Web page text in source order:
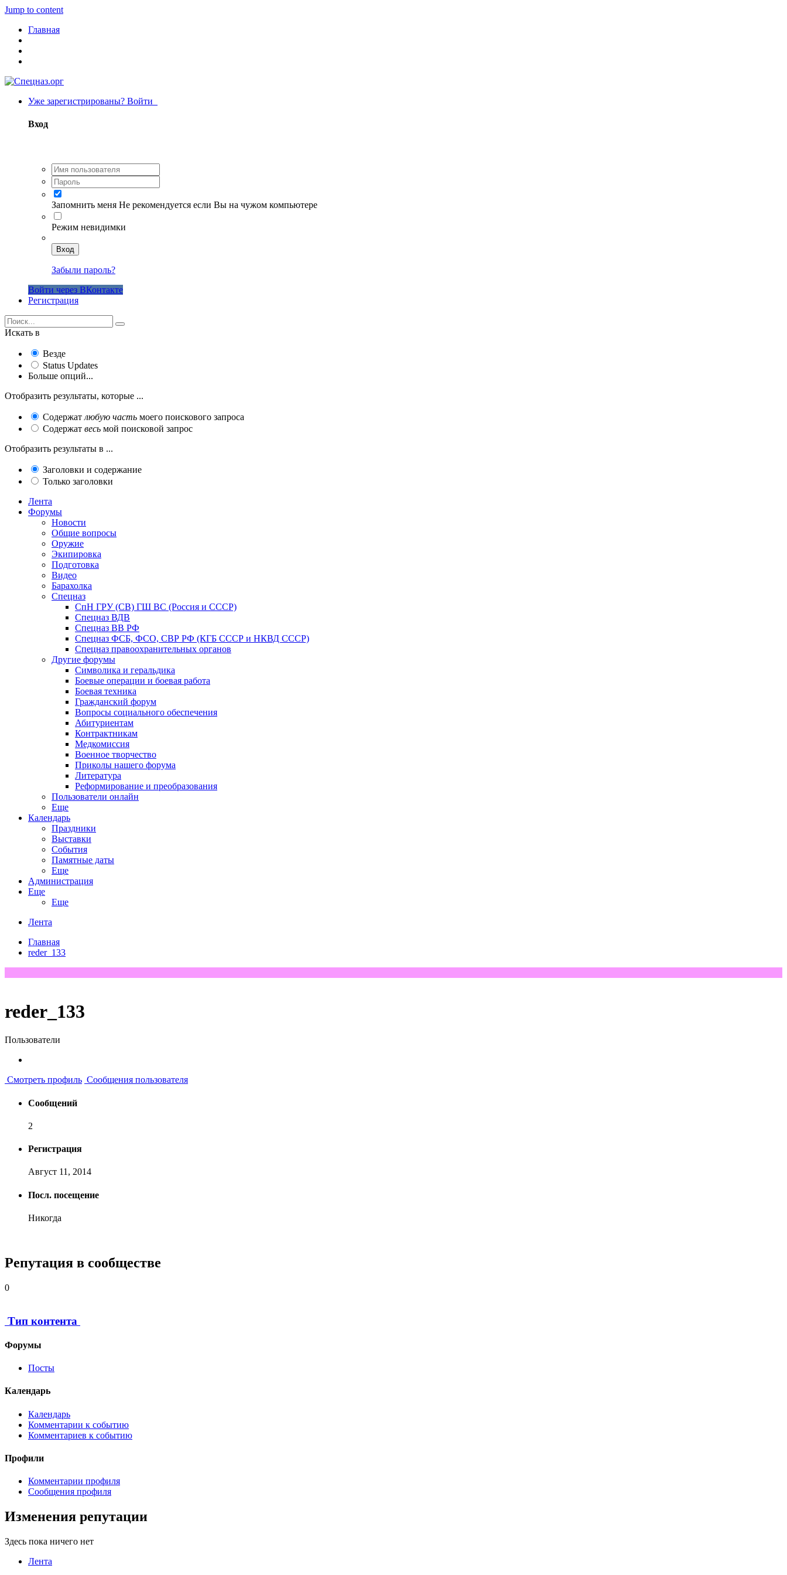
Jump to content
Главная
Уже зарегистрированы? Войти
Вход
Запомнить меня Не рекомендуется если Вы на чужом компьютере
Режим невидимки
Вход
Забыли пароль?
Войти через ВКонтакте
Регистрация
Искать в
Везде
Status Updates
Больше опций...
Отобразить результаты, которые ...
Содержат любую часть моего поискового запроса
Содержат весь мой поисковой запрос
Отобразить результаты в ...
Заголовки и содержание
Только заголовки
Лента
Форумы
Новости
Общие вопросы
Оружие
Экипировка
Подготовка
Видео
Барахолка
Спецназ
СпН ГРУ (СВ) ГШ ВС (Россия и СССР)
Спецназ ВДВ
Спецназ ВВ РФ
Спецназ ФСБ, ФСО, СВР РФ (КГБ СССР и НКВД СССР)
Спецназ правоохранительных органов
Другие форумы
Символика и геральдика
Боевые операции и боевая работа
Боевая техника
Гражданский форум
Вопросы социального обеспечения
Абитуриентам
Контрактникам
Медкомиссия
Военное творчество
Приколы нашего форума
Литература
Реформирование и преобразования
Пользователи онлайн
Еще
Календарь
Праздники
Выставки
События
Памятные даты
Еще
Администрация
Еще
Еще
Лента
Главная
reder_133
reder_133
Пользователи
Смотреть профиль Сообщения пользователя
Сообщений
2
Регистрация
Август 11, 2014
Посл. посещение
Никогда
Репутация в сообществе
0
Тип контента
Форумы
Посты
Календарь
Календарь
Комментарии к событию
Комментариев к событию
Профили
Комментарии профиля
Сообщения профиля
Изменения репутации
Здесь пока ничего нет
Лента